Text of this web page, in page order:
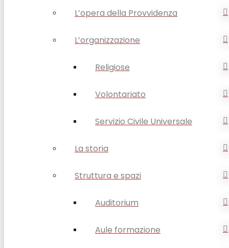
L’opera della Provvidenza
L’organizzazione
Religiose
Volontariato
Servizio Civile Universale
La storia
Struttura e spazi
Auditorium
Aule formazione